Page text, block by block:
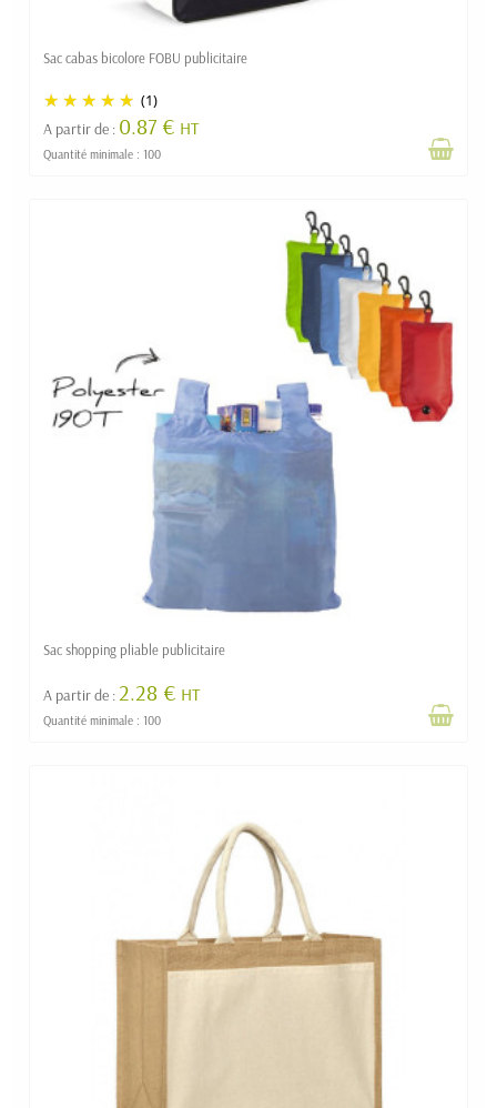
Sac cabas bicolore FOBU publicitaire
(1)
A partir de : 0.87 € HT
Quantité minimale : 100
Sac shopping pliable publicitaire
A partir de :2.28 € HT
Quantité minimale : 100